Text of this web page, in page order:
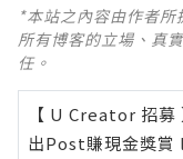
*本站之內容由作者
所有博客的立場、真
任。
【 U Creator 招募
出Post賺現金獎賞 l